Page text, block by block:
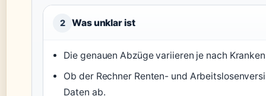
2 Was unklar ist
Die genauen Abzüge variieren je nach
Ob der Rechner Renten- und
Daten ab.